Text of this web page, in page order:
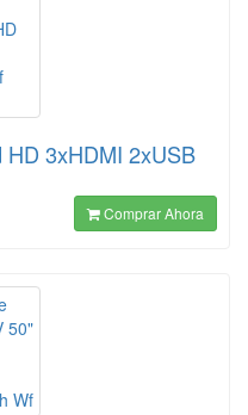
HD 3xHDMI 2xUSB
Comprar Ahora